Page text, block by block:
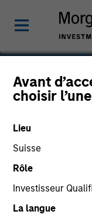
Avant
choisir
Lieu
Suisse
Rôle
Investisseur
La langue